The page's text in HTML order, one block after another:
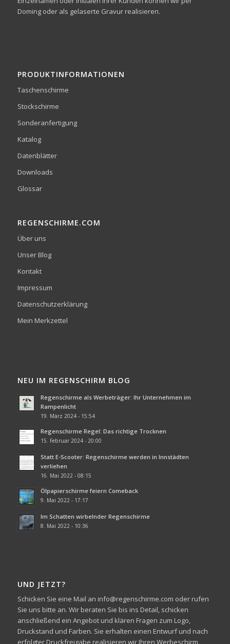
Doming oder als gelaserte Gravur realisieren.
PRODUKTINFORMATIONEN
Taschenschirme
Stockschirme
Sonderanfertigung
Katalog
Datenblätter
Downloads
Glossar
REGENSCHIRME.COM
Über uns
Unser Blog
Kontakt
Impressum
Datenschutzerklärung
Mein Merkzettel
NEU IM REGENSCHIRM BLOG
Regenschirme als Werbeträger: Ihr Unternehmen im
Rampenlicht
19. März 2024 - 15:54
Regenschirme Regel: Das richtige Trocknen
15. Februar 2024 - 20:00
Statt E-Scooter: Regenschirme werden in Innstädten
verliehen
16. Mai 2022 - 08:15
Ölpapierschirme feiern Comeback
9. Mai 2022 - 17:17
Im Schatten wirbelnder Regenschirme
8. Mai 2022 - 10:36
UND JETZT?
Schicken Sie eine Mail an info@regenschirme.com oder rufen
Sie uns bitte an. Wir beraten Sie bis ins Detail, schicken
anschließend ein Angebot und klären Fragen zum Logo,
Druckstand und Farben. Sie erhalten einen Entwurf und nach
erfolgter Druckfreigabe realisieren wir Ihren Werbeschirm